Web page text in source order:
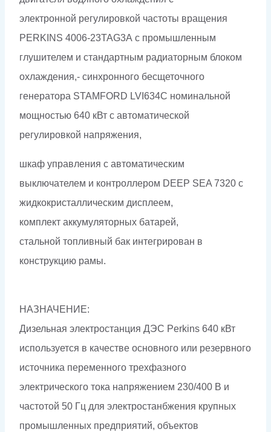
электронной регулировкой частоты вращения
PERKINS 4006-23TAG3A с промышленным
глушителем и стандартным радиаторным блоком
охлаждения,- синхронного бесщеточного
генератора STAMFORD LVI634C номинальной
мощностью 640 кВт c автоматической
регулировкой напряжения,
шкаф управления с автоматическим
выключателем и контроллером DEEP SEA 7320 с
жидкокристаллическим дисплеем,
комплект аккумуляторных батарей,
стальной топливный бак интегрирован в
конструкцию рамы.
НАЗНАЧЕНИЕ:
Дизельная электростанция ДЭС Perkins 640 кВт
используется в качестве основного или резервного
источника переменного трехфазного
электрического тока напряжением 230/400 В и
частотой 50 Гц для электростанбжения крупных
промышленных предприятий, объектов